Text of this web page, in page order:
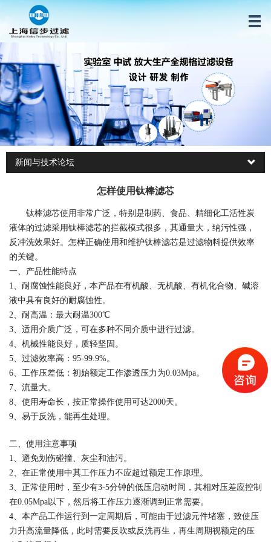
新闻与技术论坛
怎样使用钛棒滤芯
钛棒滤芯使用非常广泛，特别是制药、食品、精细化工活性炭
液体的过滤采用钛棒滤芯的拦截模式很多，其通量大，纳污性强，
反冲洗效果好。怎样正确使用和维护钛棒滤芯是过滤物料提供效率
的关键。
一、产品性能特点
1、耐腐蚀性能良好，本产品在有机酸、无机酸、有机化合物、碱溶
液中具有良好的耐腐蚀性。
2、耐高温：最大耐温300℃
3、适用介质广泛，可在多种不同介质中进行过滤。
4、机械性能良好，质轻坚固。
5、过滤效率高：95-99.9%。
6、工作压差低：初始额定工作渗透压力为0.03Mpa。
7、流量大。
8、使用寿命长，按正常操作使用可达2000天。
9、易于反洗，能再生处理。
二、使用注意事项
1、避免划伤碰撞、灰尘和油污。
2、在正常使用中其工作压力不应超过额定工作原理。
3、正常使用时，至少有3-5分钟的低压启动时间，其相对压差应控制
在0.05Mpa以下，然后将工作压力逐渐调到正常需要。
4、本产品工作运行到一定周期后，可能由于过滤元件堵塞，致使压
力升高流量降低，此时需要反吹或反洗再生，再生周期视额定的压